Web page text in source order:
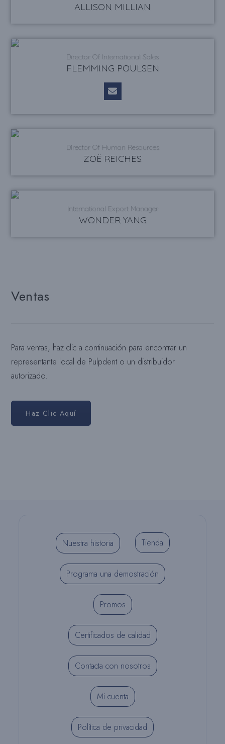
ALLISON MILLIAN
Director Of International Sales
FLEMMING POULSEN
Director Of Human Resources
ZOË REICHES
International Export Manager
WONDER YANG
Ventas
Para ventas, haz clic a continuación para encontrar un
representante local de Pulpdent o un distribuidor
autorizado.
Haz Clic Aquí
Nuestra historia Tienda
Programa una demostración
Promos
Certificados de calidad
Contacta con nosotros
Mi cuenta
Política de privacidad